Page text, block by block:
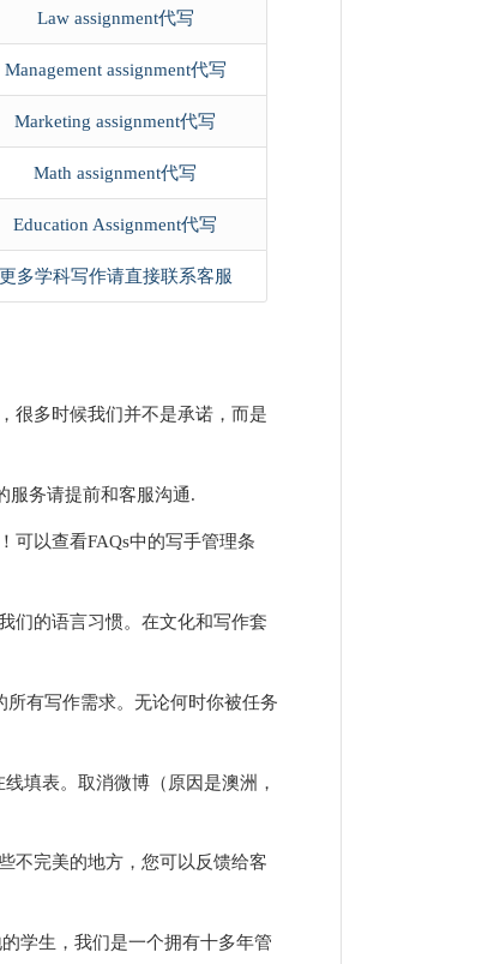
Law assignment代写
Management assignment代写
Marketing assignment代写
Math assignment代写
Education Assignment代写
更多学科写作请直接联系客服
很多时候我们并不是承诺，而是
服务请提前和客服沟通.
可以查看FAQs中的写手管理条
们的语言习惯。在文化和写作套
所有写作需求。无论何时你被任务
填表。取消微博（原因是澳洲，
不完美的地方，您可以反馈给客
学生，我们是一个拥有十多年管